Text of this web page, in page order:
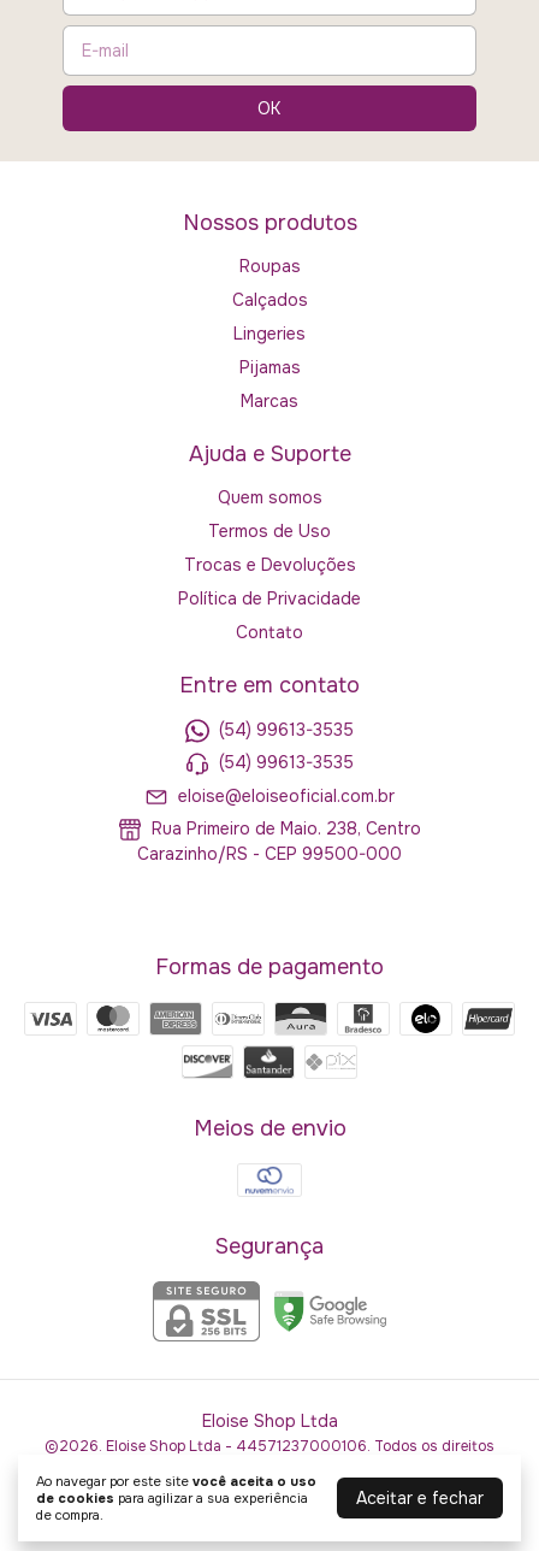
Ao navegar por este site você aceita o uso
de cookies para agilizar a sua experiência
de compra.
Aceitar e fechar
Nossos produtos
Roupas
Calçados
Lingeries
Pijamas
Marcas
Ajuda e Suporte
Quem somos
Termos de Uso
Trocas e Devoluções
Política de Privacidade
Contato
Entre em contato
(54) 99613-3535
(54) 99613-3535
eloise@eloiseoficial.com.br
Rua Primeiro de Maio. 238, Centro
Carazinho/RS - CEP 99500-000
Formas de pagamento
Meios de envio
Segurança
Eloise Shop Ltda
©2026. Eloise Shop Ltda - 44571237000106. Todos os direitos